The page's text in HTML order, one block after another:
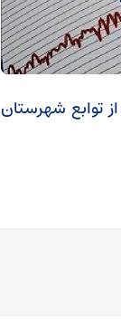
حوالی روستای درز از توابع شهرستان